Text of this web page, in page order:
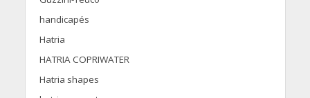
handicapés
Hatria
HATRIA COPRIWATER
Hatria shapes